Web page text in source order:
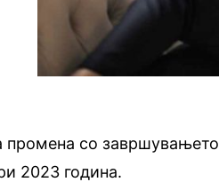
промена со завршувањето
2023 година.